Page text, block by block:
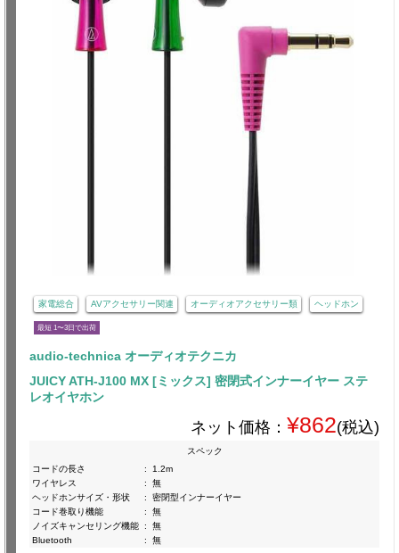
家電総合 AVアクセサリー関連 オーディオアクセサリー類 ヘッドホン
最短 1〜3日で出荷
audio-technica オーディオテクニカ
JUICY ATH-J100 MX [ミックス] 密閉式インナーイヤー ステ
レオイヤホン
ネット価格： ¥862(税込)
スペック
コードの長さ
:
1.2m
ワイヤレス
:
無
ヘッドホンサイズ・形状
:
密閉型インナーイヤー
コード巻取り機能
:
無
ノイズキャンセリング機能 :
無
Bluetooth
: 無